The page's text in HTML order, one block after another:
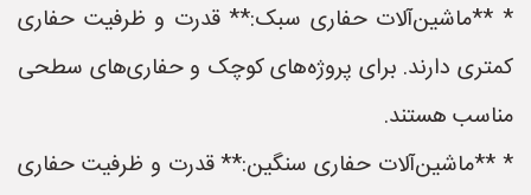
* **ماشین‌آلات حفاری سبک:** قدرت و ظرفیت حفاری
کمتری دارند. برای پروژه‌های کوچک و حفاری‌های سطحی
مناسب هستند.
* **ماشین‌آلات حفاری سنگین:** قدرت و ظرفیت حفاری